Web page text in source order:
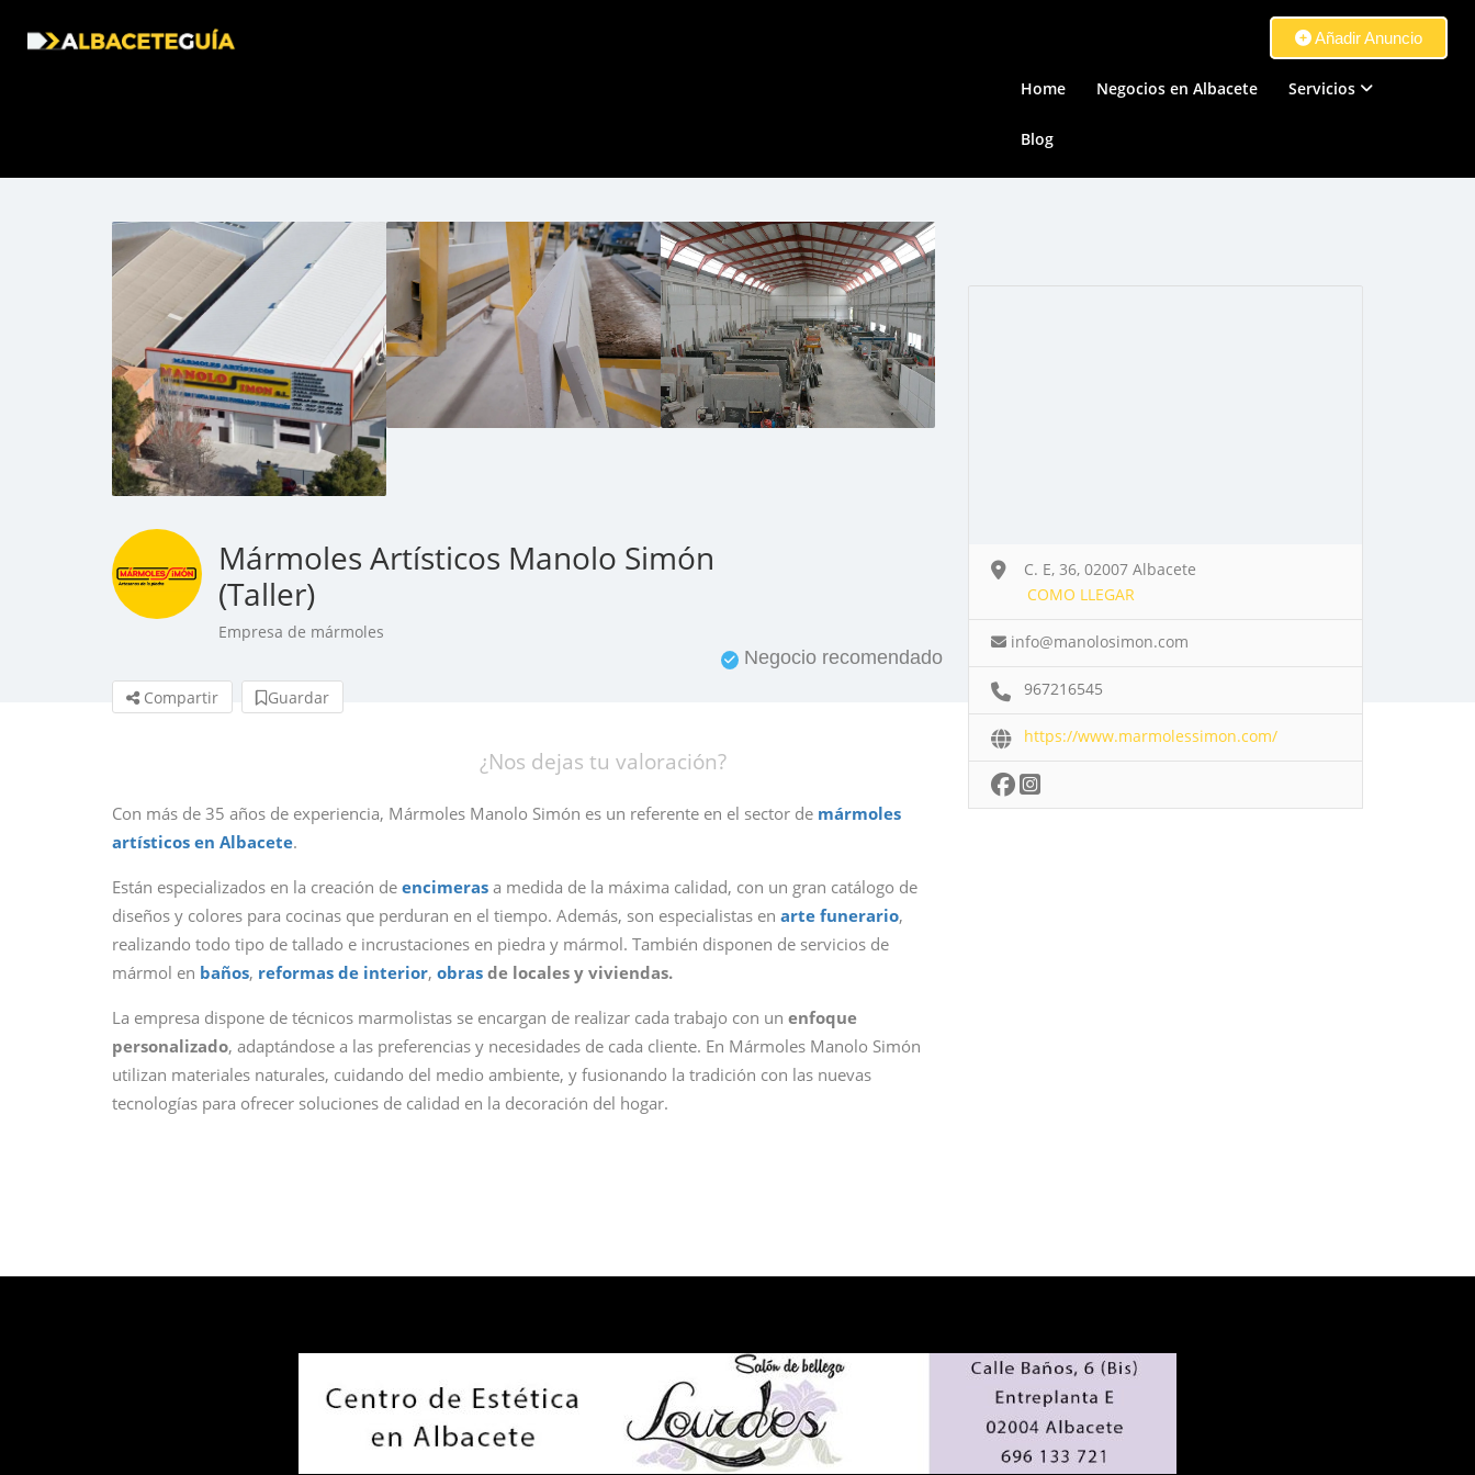
Añadir Anuncio
Home Negocios en Albacete Servicios
Blog
Mármoles Artísticos Manolo Simón
(Taller)
Negocio recomendado
Empresa de mármoles
Compartir Guardar
¿Nos dejas tu valoración?
Con más de 35 años de experiencia, Mármoles Manolo Simón es un referente en el sector de mármoles
artísticos en Albacete.
Están especializados en la creación de encimeras a medida de la máxima calidad, con un gran catálogo de
diseños y colores para cocinas que perduran en el tiempo. Además, son especialistas en arte funerario,
realizando todo tipo de tallado e incrustaciones en piedra y mármol. También disponen de servicios de
mármol en baños, reformas de interior, obras de locales y viviendas.
La empresa dispone de técnicos marmolistas se encargan de realizar cada trabajo con un enfoque
personalizado, adaptándose a las preferencias y necesidades de cada cliente. En Mármoles Manolo Simón
utilizan materiales naturales, cuidando del medio ambiente, y fusionando la tradición con las nuevas
tecnologías para ofrecer soluciones de calidad en la decoración del hogar.
C. E, 36, 02007 Albacete
COMO LLEGAR
info@manolosimon.com
967216545
https://www.marmolessimon.com/